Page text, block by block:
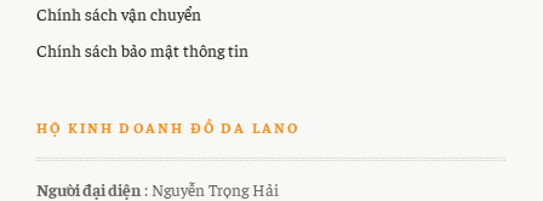
Chính sách vận chuyển
Chính sách bảo mật thông tin
HỘ KINH DOANH ĐỒ DA LANO
Người đại diện : Nguyễn Trọng Hải